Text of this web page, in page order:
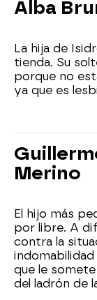
Alba
La hija de
tienda. Su
porque no
ya que es
Merino
El hijo más
por libre. A
contra la
indomabilidad
que le
del ladrón de